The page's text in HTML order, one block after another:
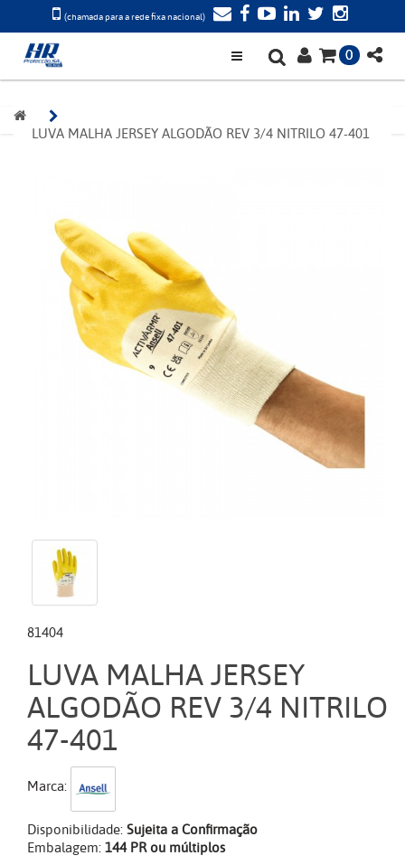
(chamada para a rede fixa nacional)
0
LUVA MALHA JERSEY ALGODÃO REV 3/4 NITRILO 47-401
81404
LUVA MALHA JERSEY
ALGODÃO REV 3/4 NITRILO
47-401
Marca:
Disponibilidade:Sujeita a Confirmação
Embalagem:144 PR ou múltiplos